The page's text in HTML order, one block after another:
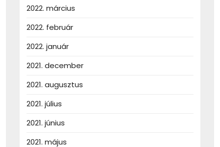
2022. március
2022. február
2022. január
2021. december
2021. augusztus
2021. július
2021. június
2021. május